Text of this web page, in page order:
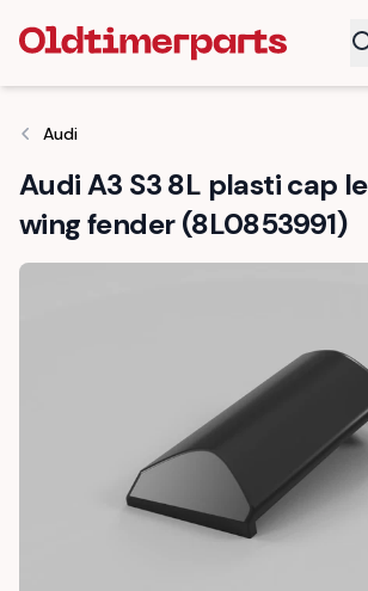
Audi
Audi A3 S3 8L plasti cap
wing fender (8L0853991)